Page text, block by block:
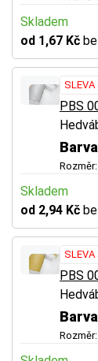
Skladem
od 1,67 Kč
SLEVA
PBS
Skladem
od 2,94 Kč
SLEVA
PBS